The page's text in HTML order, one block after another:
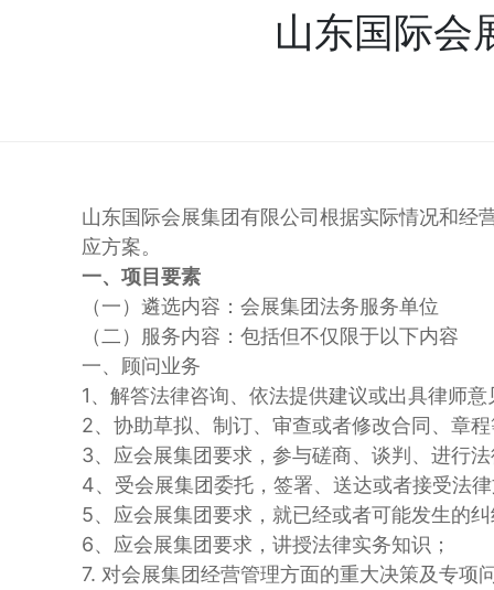
山东国际会
山东国际会展集团有限公司根据实际情况和经
应方案。
一、项目要素
（一）遴选内容：会展集团法务服务单位
（二）服务内容：包括但不仅限于以下内容
一、顾问业务
1、解答法律咨询、依法提供建议或出具律师意
2、协助草拟、制订、审查或者修改合同、章
3、应会展集团要求，参与磋商、谈判、进行
4、受会展集团委托，签署、送达或者接受法
5、应会展集团要求，就已经或者可能发生的
6、应会展集团要求，讲授法律实务知识；
7. 对会展集团经营管理方面的重大决策及专项